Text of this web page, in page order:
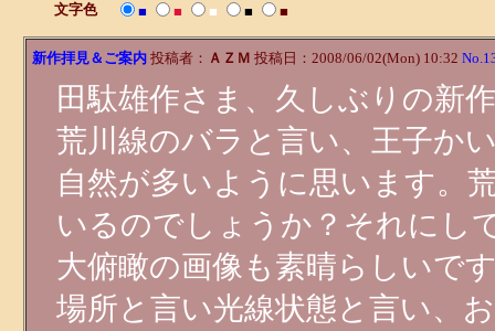
文字色
■ ■ ■ ■ ■
新作拝見＆ご案内 投稿者： ＡＺＭ 投稿日：2008/06/02(Mon) 10:32
田駄雄作さま、久しぶりの新
荒川線のバラと言い、王子か
自然が多いように思います。
いるのでしょうか？それにし
大俯瞰の画像も素晴らしいで
場所と言い光線状態と言い、